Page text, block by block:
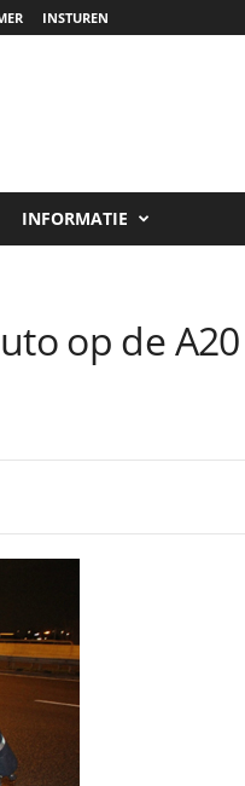
INSTUREN
INFORMATIE
op de A20